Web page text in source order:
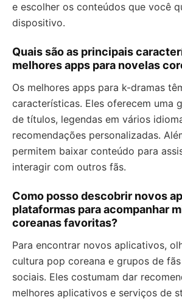
e escolher os conteúdos que você
dispositivo.
Quais são as principais
melhores apps para novelas
Os melhores apps para k-dramas
características. Eles oferecem uma
de títulos, legendas em vários
recomendações personalizadas.
permitem baixar conteúdo para
interagir com outros fãs.
Como posso descobrir novos
plataformas para acompanhar
coreanas favoritas?
Para encontrar novos aplicativos,
cultura pop coreana e grupos de
sociais. Eles costumam dar
melhores aplicativos e serviços de